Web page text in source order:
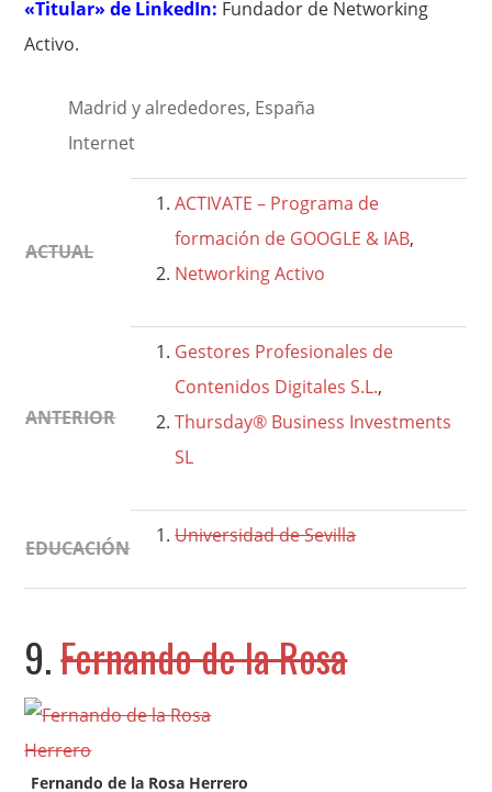
«Titular» de LinkedIn: Fundador de Networking
Activo.
Madrid y alrededores, España
Internet
ACTUAL
ACTIVATE – Programa de
formación de GOOGLE & IAB,
Networking Activo
ANTERIOR
Gestores Profesionales de
Contenidos Digitales S.L.,
Thursday® Business Investments
SL
EDUCACIÓN
Universidad de Sevilla
9.Fernando de la Rosa
Fernando de la Rosa Herrero